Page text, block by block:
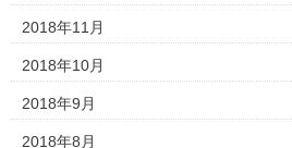
2018年11月
2018年10月
2018年9月
2018年8月